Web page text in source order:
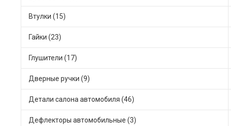
Втулки (15)
Гайки (23)
Глушители (17)
Дверные ручки (9)
Детали салона автомобиля (46)
Дефлекторы автомобильные (3)